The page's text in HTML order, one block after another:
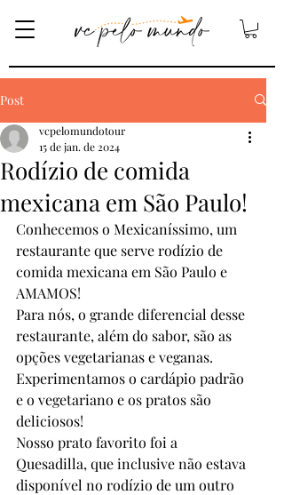
Post
Rodízio de comida
mexicana em São Paulo!
vcpelomundotour
15 de jan. de 2024
Conhecemos o Mexicaníssimo, um
restaurante que serve rodízio de
comida mexicana em São Paulo e
AMAMOS!
Para nós, o grande diferencial desse
restaurante, além do sabor, são as
opções vegetarianas e veganas.
Experimentamos o cardápio padrão
e o vegetariano e os pratos são
deliciosos!
Nosso prato favorito foi a
Quesadilla, que inclusive não estava
disponível no rodízio de um outro